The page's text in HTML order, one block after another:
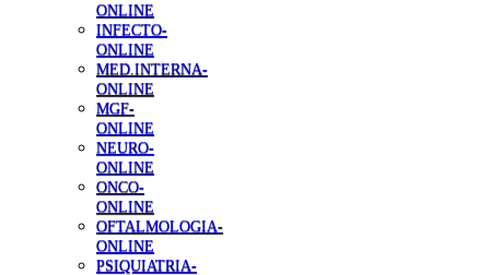
ONLINE
INFECTO-
ONLINE
MED.INTERNA-
ONLINE
MGF-
ONLINE
NEURO-
ONLINE
ONCO-
ONLINE
OFTALMOLOGIA-
ONLINE
PSIQUIATRIA-